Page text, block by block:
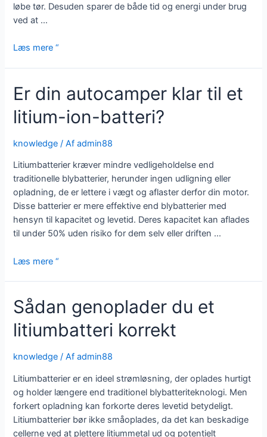
løbe tør. Desuden sparer de både tid og energi under brug
ved at ...
Fordele
litiumbatteri
til
autocampere
dyb
Læs mere “
Er din autocamper klar til et
litium-ion-batteri?
knowledge / Afadmin88
Litiumbatterier kræver mindre vedligeholdelse end
traditionelle blybatterier, herunder ingen udligning eller
opladning, de er lettere i vægt og aflaster derfor din motor.
Disse batterier er mere effektive end blybatterier med
hensyn til kapacitet og levetid. Deres kapacitet kan aflades
til under 50% uden risiko for dem selv eller driften ...
Er
klar
til
et
ion-
Læs mere “
Sådan genoplader du et
litiumbatteri korrekt
knowledge / Afadmin88
Litiumbatterier er en ideel strømløsning, der oplades hurtigt
og holder længere end traditionel blybatteriteknologi. Men
forkert opladning kan forkorte deres levetid betydeligt.
Litiumbatterier bør ikke småoplades, da det kan beskadige
cellerne ved at plettere litiummetal ud og potentielt